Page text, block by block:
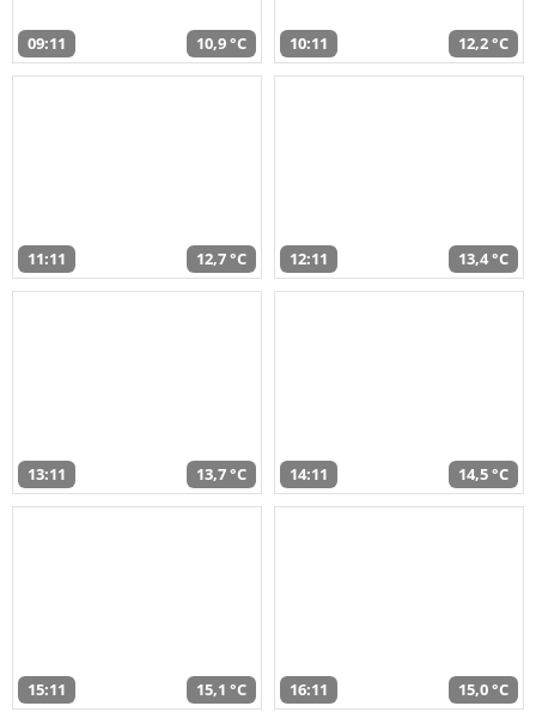
09:11 10,9 °C 10:11 12,2 °C
11:11 12,7 °C 12:11 13,4 °C
13:11 13,7 °C 14:11 14,5 °C
15:11 15,1 °C 16:11 15,0 °C